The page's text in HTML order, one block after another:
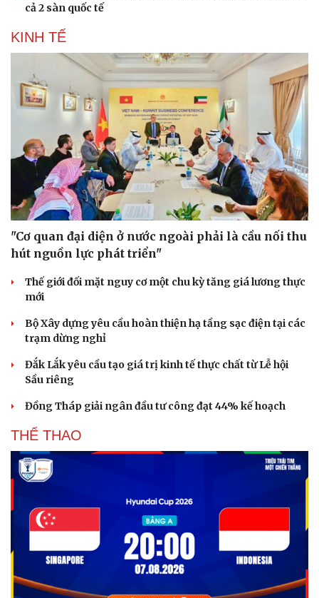
Du lịch
Săn Tour
check-in
Câu chuyện thời sự
Đọc truyện đêm khuya
Cửa sổ tình yêu
Kể chuyện cho bé
Hạt giống tâm hồn
cả 2 sàn quốc tế
KINH TẾ
"Cơ quan đại diện ở nước ngoài phải là cầu nối thu
hút nguồn lực phát triển"
Thế giới đối mặt nguy cơ một chu kỳ tăng giá lương thực
mới
Bộ Xây dựng yêu cầu hoàn thiện hạ tầng sạc điện tại các
trạm dừng nghỉ
Đắk Lắk yêu cầu tạo giá trị kinh tế thực chất từ Lễ hội
Sầu riêng
Đồng Tháp giải ngân đầu tư công đạt 44% kế hoạch
THỂ THAO